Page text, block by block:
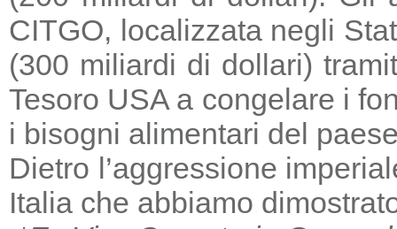
CITGO, localizzata negli
(300 miliardi di dollari)
Tesoro USA a congelare i
i bisogni alimentari del
Dietro l’aggressione
Italia che abbiamo